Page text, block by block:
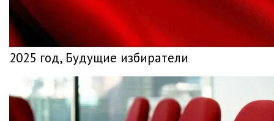
2025 год, Будущие избиратели